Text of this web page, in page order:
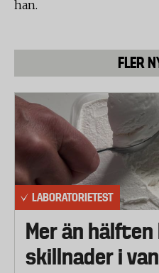
han.
FLER
LABORATORIETEST
Mer än
skillnader i